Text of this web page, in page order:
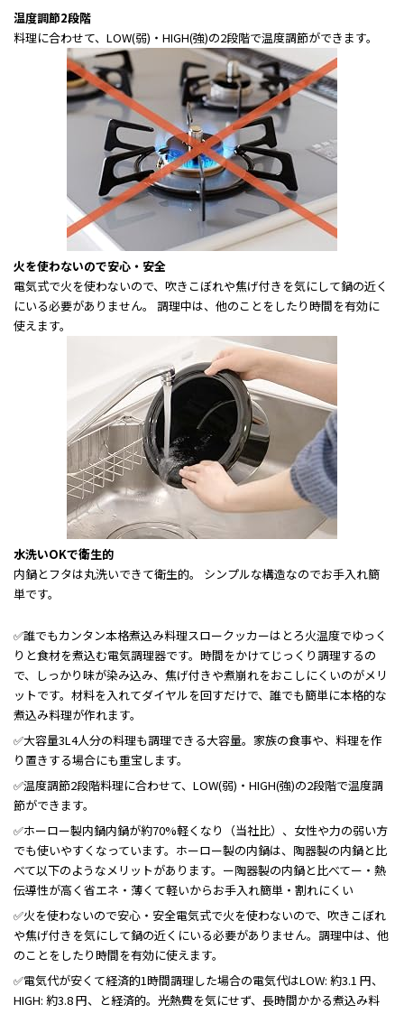
温度調節2段階
料理に合わせて、LOW(弱)・HIGH(強)の2段階で温度調節ができます。
火を使わないので安心・安全
電気式で火を使わないので、吹きこぼれや焦げ付きを気にして鍋の近く
にいる必要がありません。 調理中は、他のことをしたり時間を有効に
使えます。
水洗いOKで衛生的
内鍋とフタは丸洗いできて衛生的。 シンプルな構造なのでお手入れ簡
単です。
✅誰でもカンタン本格煮込み料理スロークッカーはとろ火温度でゆっく
りと食材を煮込む電気調理器です。時間をかけてじっくり調理するの
で、しっかり味が染み込み、焦げ付きや煮崩れをおこしにくいのがメリ
ットです。材料を入れてダイヤルを回すだけで、誰でも簡単に本格的な
煮込み料理が作れます。
✅大容量3L4人分の料理も調理できる大容量。家族の食事や、料理を作
り置きする場合にも重宝します。
✅温度調節2段階料理に合わせて、LOW(弱)・HIGH(強)の2段階で温度調
節ができます。
✅ホーロー製内鍋内鍋が約70%軽くなり（当社比）、女性や力の弱い方
でも使いやすくなっています。ホーロー製の内鍋は、陶器製の内鍋と比
べて以下のようなメリットがあります。ー陶器製の内鍋と比べてー・熱
伝導性が高く省エネ・薄くて軽いからお手入れ簡単・割れにくい
✅火を使わないので安心・安全電気式で火を使わないので、吹きこぼれ
や焦げ付きを気にして鍋の近くにいる必要がありません。調理中は、他
のことをしたり時間を有効に使えます。
✅電気代が安くて経済的1時間調理した場合の電気代はLOW: 約3.1 円、
HIGH: 約3.8 円、と経済的。光熱費を気にせず、長時間かかる煮込み料